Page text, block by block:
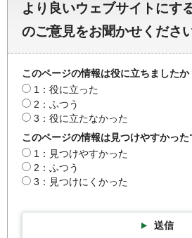
より良いウェブサイトにす
のご意見をお聞かせくださ
このページの情報は役に立ちましたか
1：役に立った
2：ふつう
3：役に立たなかった
このページの情報は見つけやすかった
1：見つけやすかった
2：ふつう
3：見つけにくかった
送信